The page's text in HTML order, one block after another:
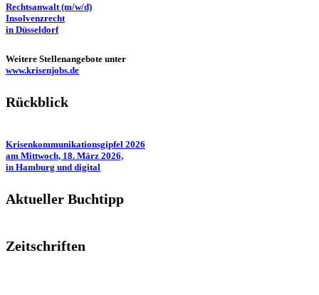
Rechtsanwalt (m/w/d)
Insolvenzrecht
in Düsseldorf
Weitere Stellenangebote unter
www.krisenjobs.de
Rückblick
Krisenkommunikationsgipfel 2026
am Mittwoch, 18. März 2026,
in Hamburg und digital
Aktueller Buchtipp
Zeitschriften